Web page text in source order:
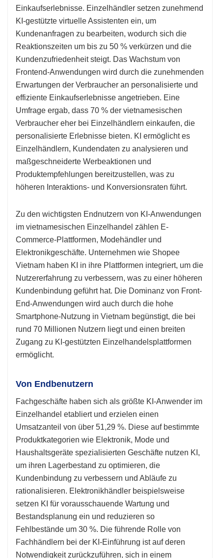
Einkaufserlebnisse. Einzelhändler setzen zunehmend
KI-gestützte virtuelle Assistenten ein, um
Kundenanfragen zu bearbeiten, wodurch sich die
Reaktionszeiten um bis zu 50 % verkürzen und die
Kundenzufriedenheit steigt. Das Wachstum von
Frontend-Anwendungen wird durch die zunehmenden
Erwartungen der Verbraucher an personalisierte und
effiziente Einkaufserlebnisse angetrieben. Eine
Umfrage ergab, dass 70 % der vietnamesischen
Verbraucher eher bei Einzelhändlern einkaufen, die
personalisierte Erlebnisse bieten. KI ermöglicht es
Einzelhändlern, Kundendaten zu analysieren und
maßgeschneiderte Werbeaktionen und
Produktempfehlungen bereitzustellen, was zu
höheren Interaktions- und Konversionsraten führt.
Zu den wichtigsten Endnutzern von KI-Anwendungen
im vietnamesischen Einzelhandel zählen E-
Commerce-Plattformen, Modehändler und
Elektronikgeschäfte. Unternehmen wie Shopee
Vietnam haben KI in ihre Plattformen integriert, um die
Nutzererfahrung zu verbessern, was zu einer höheren
Kundenbindung geführt hat. Die Dominanz von Front-
End-Anwendungen wird auch durch die hohe
Smartphone-Nutzung in Vietnam begünstigt, die bei
rund 70 Millionen Nutzern liegt und einen breiten
Zugang zu KI-gestützten Einzelhandelsplattformen
ermöglicht.
Von Endbenutzern
Fachgeschäfte haben sich als größte KI-Anwender im
Einzelhandel etabliert und erzielen einen
Umsatzanteil von über 51,29 %. Diese auf bestimmte
Produktkategorien wie Elektronik, Mode und
Haushaltsgeräte spezialisierten Geschäfte nutzen KI,
um ihren Lagerbestand zu optimieren, die
Kundenbindung zu verbessern und Abläufe zu
rationalisieren. Elektronikhändler beispielsweise
setzen KI für vorausschauende Wartung und
Bestandsplanung ein und reduzieren so
Fehlbestände um 30 %. Die führende Rolle von
Fachhändlern bei der KI-Einführung ist auf deren
Notwendigkeit zurückzuführen, sich in einem